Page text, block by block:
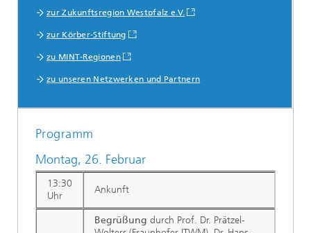
zur Zukunftsregion Westpfalz e.V.
zur Körber-Stiftung
zu MINT-Regionen
zu unseren Netzwerken und Partnern
Programm
Montag, 26. Februar
13:30
Uhr
Ankunft
Begrüßung durch Prof. Dr. Prätzel-